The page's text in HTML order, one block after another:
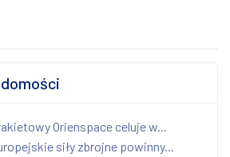
Orienspace celuje w...
siły zbrojne powinny...